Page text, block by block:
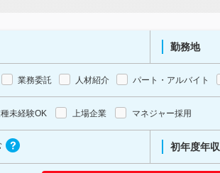
勤務地
業務委託 人材紹介 パート・アルバイト
未経験OK 上場企業 マネジャー採用
初年度年収